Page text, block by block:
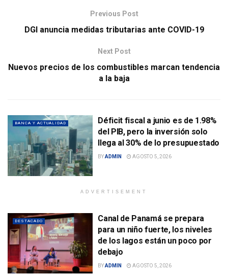
Previous Post
DGI anuncia medidas tributarias ante COVID-19
Next Post
Nuevos precios de los combustibles marcan tendencia
a la baja
BANCA Y ACTUALIDAD
Déficit fiscal a junio es de 1.98%
del PIB, pero la inversión solo
llega al 30% de lo presupuestado
BYADMIN AGOSTO 5, 2026
ADVERTISEMENT
DESTACADO
Canal de Panamá se prepara
para un niño fuerte, los niveles
de los lagos están un poco por
debajo
BYADMIN AGOSTO 5, 2026